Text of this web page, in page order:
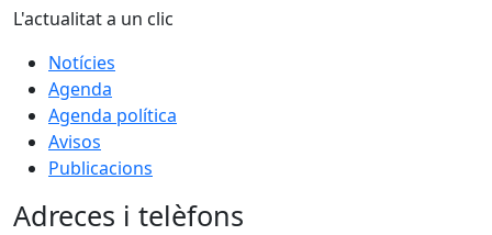
L'actualitat a un clic
Notícies
Agenda
Agenda política
Avisos
Publicacions
Adreces i telèfons